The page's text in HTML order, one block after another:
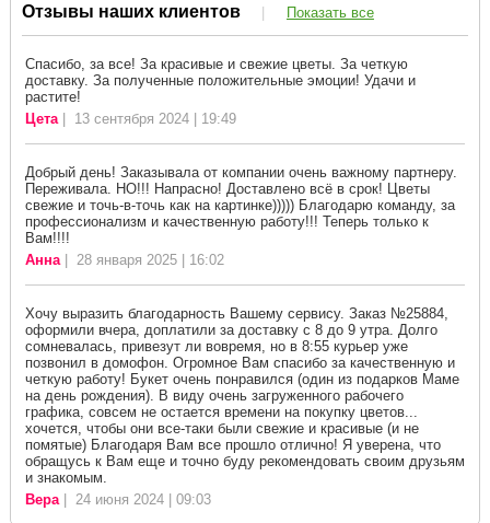
Отзывы наших клиентов | Показать все
Спасибо, за все! За красивые и свежие цветы. За четкую
доставку. За полученные положительные эмоции! Удачи и
растите!
Цета| 13 сентября 2024 | 19:49
Добрый день! Заказывала от компании очень важному партнеру.
Переживала. НО!!! Напрасно! Доставлено всё в срок! Цветы
свежие и точь-в-точь как на картинке))))) Благодарю команду, за
профессионализм и качественную работу!!! Теперь только к
Вам!!!!
Анна| 28 января 2025 | 16:02
Хочу выразить благодарность Вашему сервису. Заказ №25884,
оформили вчера, доплатили за доставку с 8 до 9 утра. Долго
сомневалась, привезут ли вовремя, но в 8:55 курьер уже
позвонил в домофон. Огромное Вам спасибо за качественную и
четкую работу! Букет очень понравился (один из подарков Маме
на день рождения). В виду очень загруженного рабочего
графика, совсем не остается времени на покупку цветов...
хочется, чтобы они все-таки были свежие и красивые (и не
помятые) Благодаря Вам все прошло отлично! Я уверена, что
обращусь к Вам еще и точно буду рекомендовать своим друзьям
и знакомым.
Вера| 24 июня 2024 | 09:03